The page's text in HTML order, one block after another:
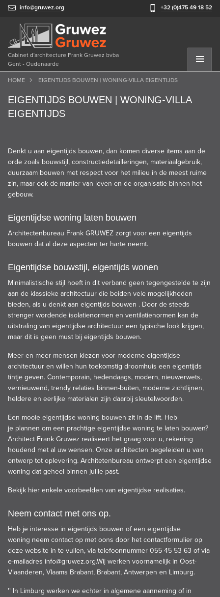
info@gruwez.org +32 (0)475 49 18 52
Cabinet d'architecture Frank Gruwez bvba
Gent - Oudenaarde
HOME EIGENTIJDS BOUWEN | WONING-VILLA EIGENTIJDS
EIGENTIJDS BOUWEN | WONING-VILLA
EIGENTIJDS
Denkt u aan eigentijds bouwen, dan komen diverse items aan de
orde zoals bouwstijl, constructiedetailleringen, materiaalgebruik,
duurzaam bouwen met respect voor het milieu in de meest ruime
zin, maar ook de manier van leven en de organisatie binnen het
gebouw.
Eigentijdse woning laten bouwen
Architectenbureau Frank GRUWEZ zorgt voor een eigentijds
bouwen dat al deze aspecten ter harte neemt.
Eigentijdse bouwstijl, eigentijds wonen
Minimalistische stijl hoeft in dit verband geen tegengestelde te zijn
aan de klassieke architectuur die beiden vele mogelijkheden
bieden, als u denkt aan eigentijds bouwen . Door de steeds
strenger wordende isolatienormen en ventilatienormen kan de
uitstraling van eigentijdse architectuur een typische look krijgen,
maar dit is geen must bij eigentijds bouwen.
Meer en meer mensen kiezen voor moderne eigentijdse
architectuur en willen hun toekomstig droomhuis een eigentijds
tintje geven. Contemporain, hedendaags, modern, nieuwerwets,
vernieuwend, trendy relaties binnen-buiten, moderne zichtlijnen,
heldere en eerlijke materialen zijn daarbij sleutelwoorden.
Een mooie eigentijdse woning bouwen zit in de lift. Heb
je plannen om een prachtige eigentijdse woning te laten bouwen?
Architect Frank Gruwez realiseert het graag voor u, rekening
houdend met al uw wensen. Onze architecten begeleiden u van
ontwerp tot oplevering. Architetenbureau ontwerpt een eigentijdse
woning dat geheel binnen jullie past.
Bekijk hier enkele voorbeelden van eigentijdse realisaties.
Neem contact met ons op.
Heb je interesse in eigentijds bouwen of een eigentijdse
woning neem contact op met oons door het contactformulier op
deze website in te vullen, via telefoonnummer 055 45 53 63 of via
e-mailadres info@gruwez.org.Wij werken voornamelijk in Oost-
Vlaanderen, Vlaams Brabant, Brabant, Antwerpen en Limburg.
'' In Limburg werken we echter in algemene aanneming of in